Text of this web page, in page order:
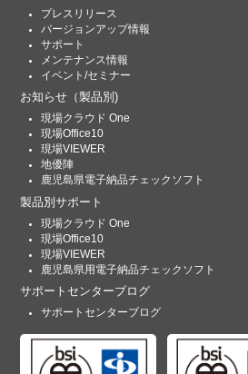
プレスリリース
バージョンアップ情報
サポート
メンテナンス情報
イベント/セミナー
お知らせ （製品別)
現場クラウド One
現場Office10
現場VIEWER
地優陣
鹿児島県電子納品チェックソフト
製品別サポート
現場クラウド One
現場Office10
現場VIEWER
鹿児島県用電子納品チェックソフト
サポートセンターブログ
サポートセンターブログ